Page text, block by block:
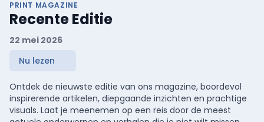
PRINT MAGAZINE
Recente Editie
22 mei 2026
Nu lezen
Ontdek de nieuwste editie van ons magazine, boordevol
inspirerende artikelen, diepgaande inzichten en prachtige
visuals. Laat je meenemen op een reis door de meest